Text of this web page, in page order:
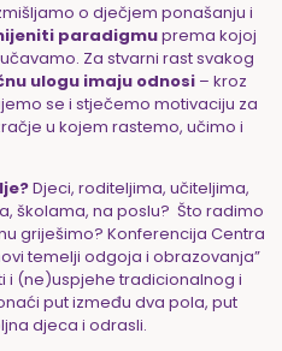
o dječjem ponašanju i
paradigmuprema kojoj
Za stvarni rast svakog
ulogu imaju odnosi – kroz
se i stječemo motivaciju za
u kojem rastemo, učimo i
Djeci, roditeljima, učiteljima,
školama, na poslu? Što radimo
griješimo? Konferencija Centra
temelji odgoja i obrazovanja”
i (ne)uspjehe tradicionalnog i
put između dva pola, put
djeca i odrasli.